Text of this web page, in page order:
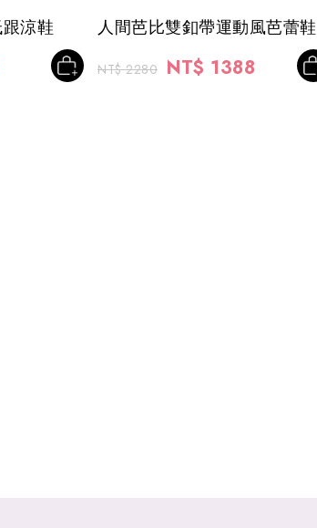
涼鞋 人間芭比雙釦帶運動風芭蕾鞋
NT$ 2280 NT$ 1388